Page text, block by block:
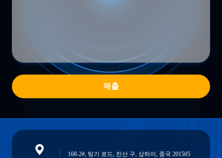
제출
168-2#, 팅기 로드, 진산 구, 상하이, 중국 201505